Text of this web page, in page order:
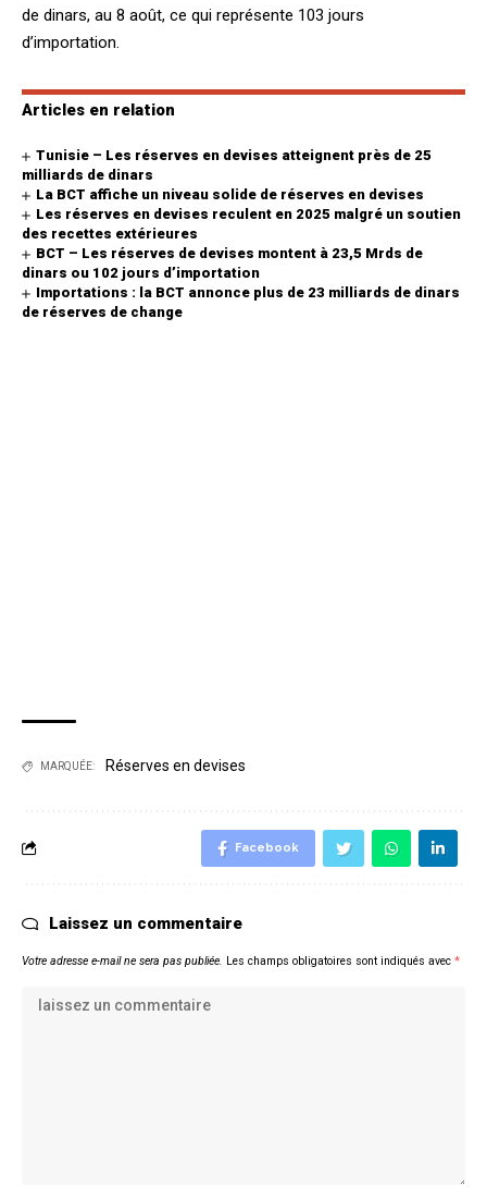
de dinars, au 8 août, ce qui représente 103 jours
d’importation.
Articles en relation
Tunisie – Les réserves en devises atteignent près de 25
milliards de dinars
La BCT affiche un niveau solide de réserves en devises
Les réserves en devises reculent en 2025 malgré un soutien
des recettes extérieures
BCT – Les réserves de devises montent à 23,5 Mrds de
dinars ou 102 jours d’importation
Importations : la BCT annonce plus de 23 milliards de dinars
de réserves de change
MARQUÉE: Réserves en devises
Facebook
Laissez un commentaire
Votre adresse e-mail ne sera pas publiée. Les champs obligatoires sont indiqués avec *